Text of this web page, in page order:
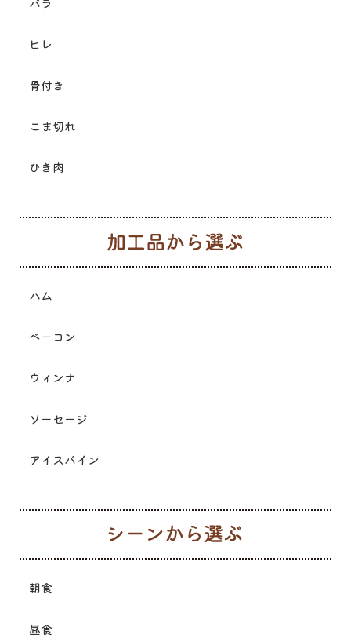
ヒレ
骨付き
こま切れ
ひき肉
ハム
ベーコン
ウィンナ
ソーセージ
アイスバイン
朝食
昼食